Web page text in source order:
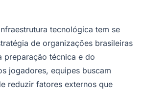
tecnológica tem se
de organizações brasileiras
preparação técnica e do
jogadores, equipes buscam
reduzir fatores externos que